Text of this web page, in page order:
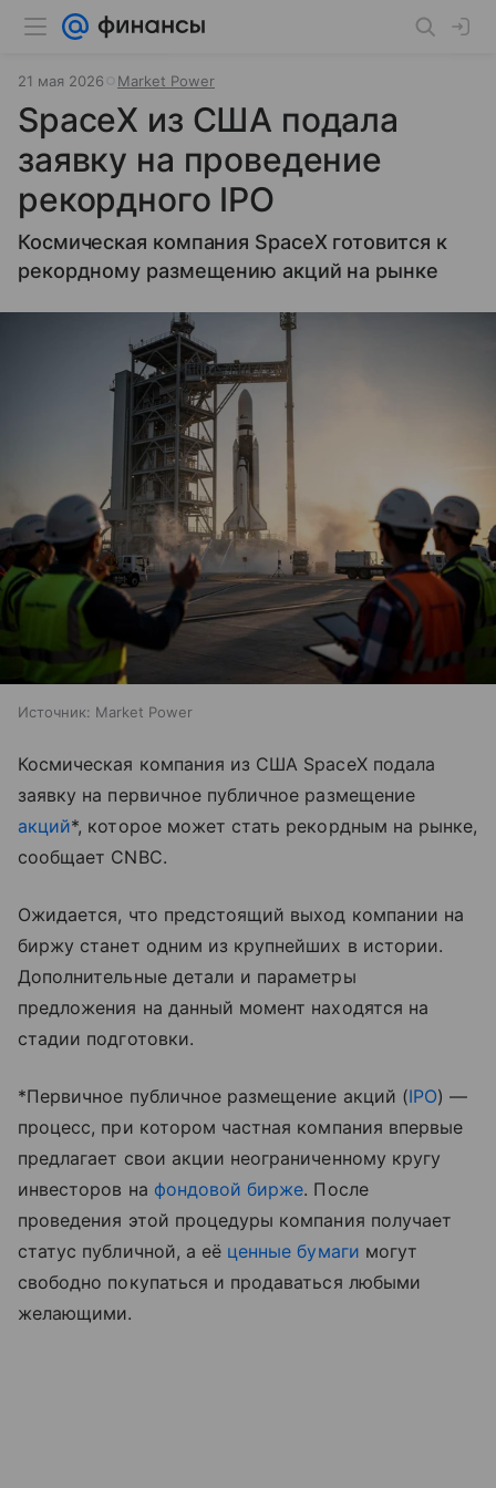
21 мая 2026 Market Power
SpaceX из США подала
заявку на проведение
рекордного IPO
Космическая компания SpaceX готовится к
рекордному размещению акций на рынке
Источник: Market Power
Космическая компания из США SpaceX подала
заявку на первичное публичное размещение
акций*, которое может стать рекордным на рынке,
сообщает CNBC.
Ожидается, что предстоящий выход компании на
биржу станет одним из крупнейших в истории.
Дополнительные детали и параметры
предложения на данный момент находятся на
стадии подготовки.
*Первичное публичное размещение акций (IPO) —
процесс, при котором частная компания впервые
предлагает свои акции неограниченному кругу
инвесторов на фондовой бирже. После
проведения этой процедуры компания получает
статус публичной, а её ценные бумаги могут
свободно покупаться и продаваться любыми
желающими.